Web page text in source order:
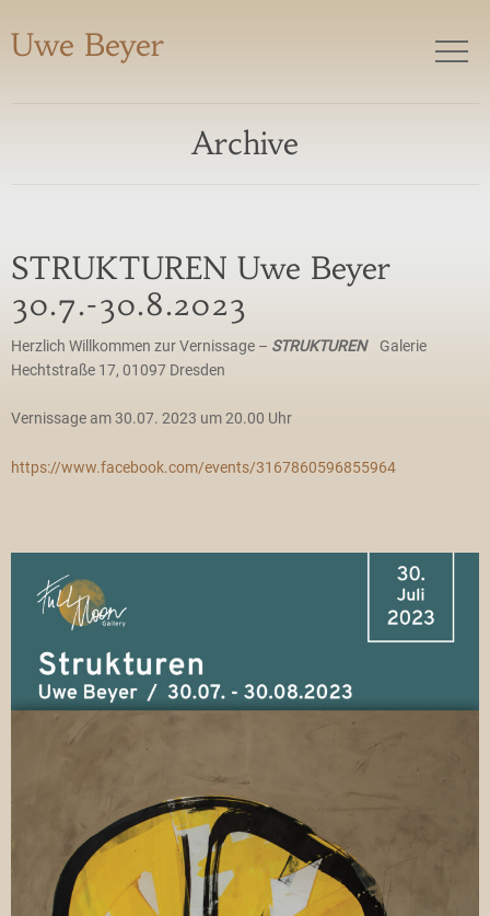
Uwe Beyer
Archive
STRUKTUREN Uwe Beyer
30.7.-30.8.2023
Herzlich Willkommen zur Vernissage – STRUKTUREN Galerie
Hechtstraße 17, 01097 Dresden
Vernissage am 30.07. 2023 um 20.00 Uhr
https://www.facebook.com/events/3167860596855964